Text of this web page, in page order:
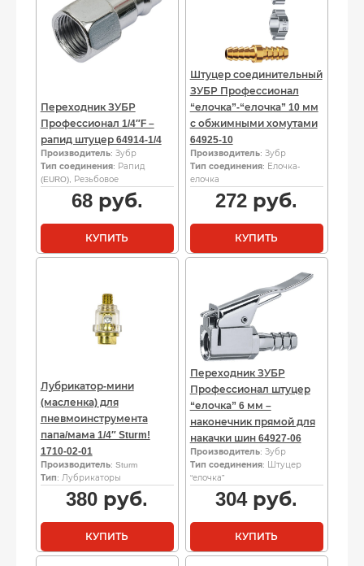
Переходник ЗУБР
Профессионал 1/4″F –
рапид штуцер 64914-1/4
Производитель: Зубр
Тип соединения: Рапид
(EURO), Резьбовое
68руб.
КУПИТЬ
Штуцер соединительный
ЗУБР Профессионал
“елочка”-“елочка” 10 мм
с обжимными хомутами
64925-10
Производитель: Зубр
Тип соединения: Елочка-
елочка
272 руб.
КУПИТЬ
Лубрикатор-мини
(масленка) для
пневмоинструмента
папа/мама 1/4″ Sturm!
1710-02-01
Производитель: Sturm
Тип: Лубрикаторы
380 руб.
КУПИТЬ
Переходник ЗУБР
Профессионал штуцер
“елочка” 6 мм –
наконечник прямой для
накачки шин 64927-06
Производитель: Зубр
Тип соединения: Штуцер
“елочка”
304руб.
КУПИТЬ